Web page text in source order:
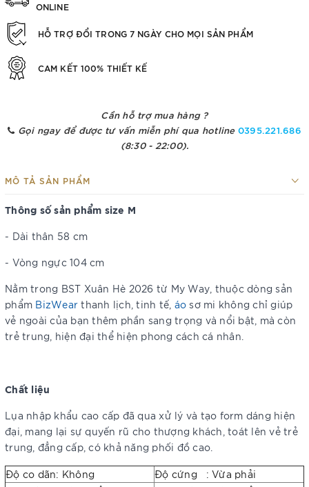
ONLINE
HỖ TRỢ ĐỔI TRONG 7 NGÀY CHO MỌI SẢN PHẨM
CAM KẾT 100% THIẾT KẾ
Cần hỗ trợ mua hàng ?
Gọi ngay để được tư vấn miễn phí qua hotline 0395.221.686
(8:30 - 22:00).
MÔ TẢ SẢN PHẨM
Thông số sản phẩm size M
- Dài thân 58 cm
- Vòng ngực 104 cm
Nằm trong BST Xuân Hè 2026 từ My Way, thuộc dòng sản
phẩm BizWear thanh lịch, tinh tế, áo sơ mi không chỉ giúp
vẻ ngoài của bạn thêm phần sang trọng và nổi bật, mà còn
trẻ trung, hiện đại thể hiện phong cách cá nhân.
Chất liệu
Lụa nhập khẩu cao cấp đã qua xử lý và tạo form dáng hiện
đại, mang lại sự quyến rũ cho thượng khách, toát lên vẻ trẻ
trung, đẳng cấp, có khả năng phối đồ cao.
Độ co dãn: Không
Độ cứng : Vừa phải